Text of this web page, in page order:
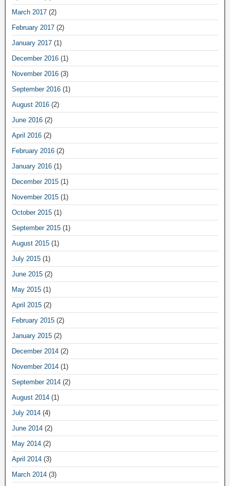
March 2017 (2)
February 2017 (2)
January 2017 (1)
December 2016 (1)
November 2016 (3)
September 2016 (1)
August 2016 (2)
June 2016 (2)
April 2016 (2)
February 2016 (2)
January 2016 (1)
December 2015 (1)
November 2015 (1)
October 2015 (1)
September 2015 (1)
August 2015 (1)
July 2015 (1)
June 2015 (2)
May 2015 (1)
April 2015 (2)
February 2015 (2)
January 2015 (2)
December 2014 (2)
November 2014 (1)
September 2014 (2)
August 2014 (1)
July 2014 (4)
June 2014 (2)
May 2014 (2)
April 2014 (3)
March 2014 (3)